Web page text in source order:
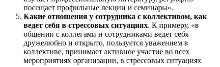
посещает профильные лекции и семинары».
Какие отношения у сотрудника с коллективом, как
ведет себя в стрессовых ситуациях. К примеру, «в
общении с коллегами и сотрудниками ведет себя
дружелюбно и открыто, пользуется уважением в
коллективе, принимает активное участие во всех
мероприятиях организации, в стрессовых ситуациях